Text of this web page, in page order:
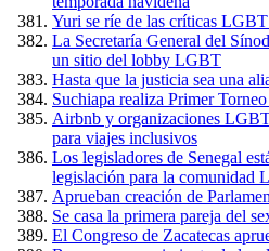
Yuri se ríe de las críticas
La Secretaría General del
un sitio del lobby LGBT
Hasta que la justicia sea una
Suchiapa realiza Primer
Airbnb y organizaciones
para viajes inclusivos
Los legisladores de Senegal
legislación para la comunidad
Aprueban creación de
Se casa la primera pareja del
El Congreso de Zacatecas